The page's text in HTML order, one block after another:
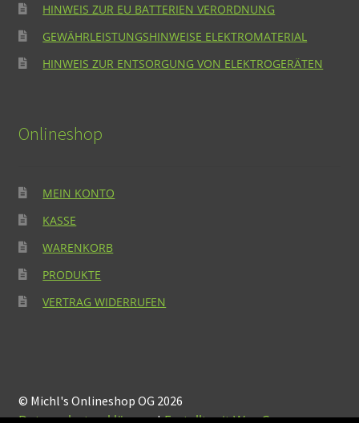
HINWEIS ZUR EU BATTERIEN VERORDNUNG
GEWÄHRLEISTUNGSHINWEISE ELEKTROMATERIAL
HINWEIS ZUR ENTSORGUNG VON ELEKTROGERÄTEN
Onlineshop
MEIN KONTO
KASSE
WARENKORB
PRODUKTE
VERTRAG WIDERRUFEN
© Michl's Onlineshop OG 2026